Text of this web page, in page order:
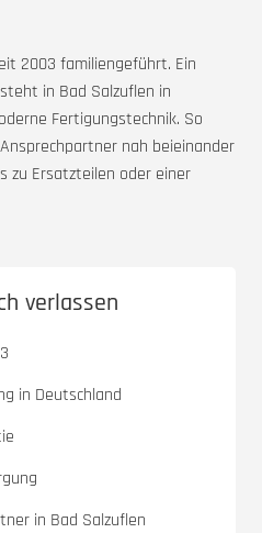
2003 familiengeführt. Ein
in Bad Salzuflen in
Fertigungstechnik. So
nah beieinander
zu Ersatzteilen oder einer
verlassen
in Deutschland
in Bad Salzuflen